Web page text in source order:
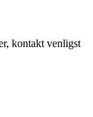
kontakt venligst